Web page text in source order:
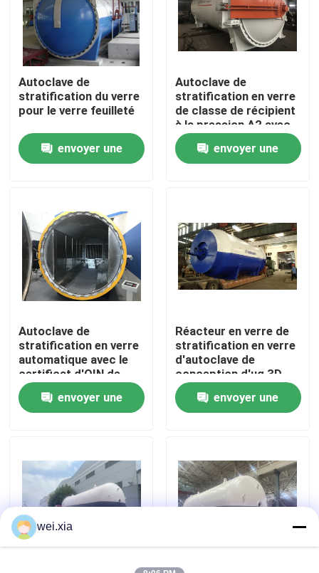
À la maison
Vidéos
À propos de nous
Visite de l'usine
Contrôle de la qualité
Nouvelles
Les affaires
Autoclave de
stratification du verre
pour le verre feuilleté
envoyer une
Autoclave de
stratification en verre
de classe de récipient
à la pression A2 avec
la surveillance en
temps réel de données
envoyer une
Autoclave de
stratification en verre
automatique avec le
certificat d'OIN de
timbre d'ASME U ou le
certificat de la CE
envoyer une
Réacteur en verre de
stratification en verre
d'autoclave de
conception d'ug 3D,
analyse par éléments
finis d'ANSYS
envoyer une
wei.xia